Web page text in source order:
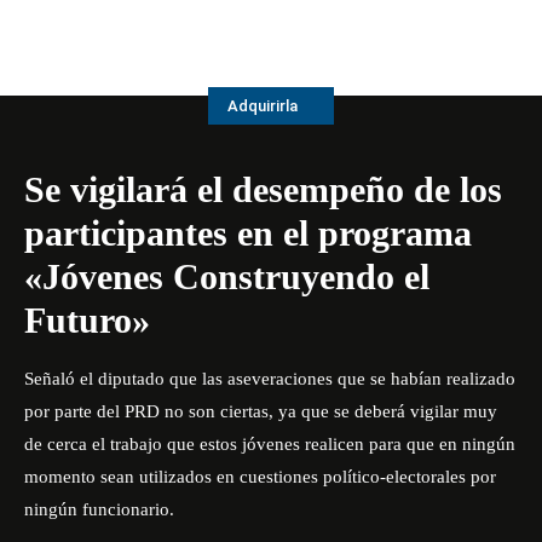
Adquirirla
Se vigilará el desempeño de los
participantes en el programa
«Jóvenes Construyendo el
Futuro»
Señaló el diputado que las aseveraciones que se habían realizado
por parte del PRD no son ciertas, ya que se deberá vigilar muy
de cerca el trabajo que estos jóvenes realicen para que en ningún
momento sean utilizados en cuestiones político-electorales por
ningún funcionario.